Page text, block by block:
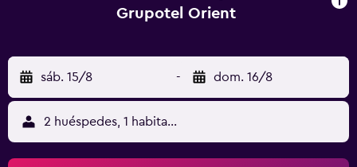
personas de negocios incluyen escritorio y teléfono. Se
piscina infantil y bañera de hidromasaje. Otros servicios
de ocio y esparcimiento incluyen pistas de tenis al aire
libre, sauna y gimnasio. Se pueden practicar las
actividades de ocio y esparcimiento que se indican más
abajo en las instalaciones o cerca del alojamiento (es
posible que se aplique un recargo).
Grupotel Orient
sáb. 15/8 - dom. 16/8
2 huéspedes, 1 habitación